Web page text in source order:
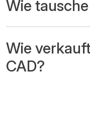
Wie
Wie
CAD?